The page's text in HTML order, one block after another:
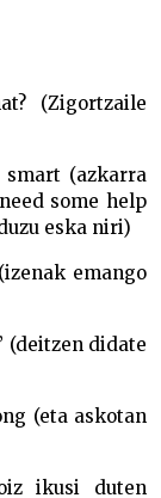
(Zigortzaile
(azkarra
some help
eska niri)
emango
(deitzen didate
(eta askotan
ikusi duten